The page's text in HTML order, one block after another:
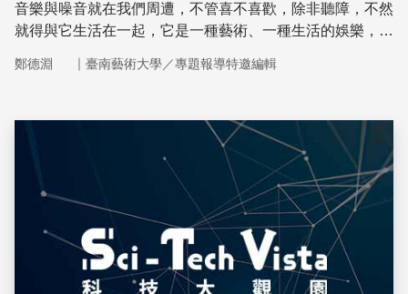
音樂與噪音就在我們周遭，不管喜不喜歡，除非聽障，不然
就得與它生活在一起，它是一種藝術、一種生活的娛樂，但
鄭德淵 ｜ 臺南藝術大學／專題報導特邀編輯
儲存